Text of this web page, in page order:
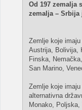
Od 197 zemalja
zemalja – Srbija
Zemlje koje
Austrija, Bolivija,
Finska,
San Marino,
Zemlje koje
alternativna
Monako,